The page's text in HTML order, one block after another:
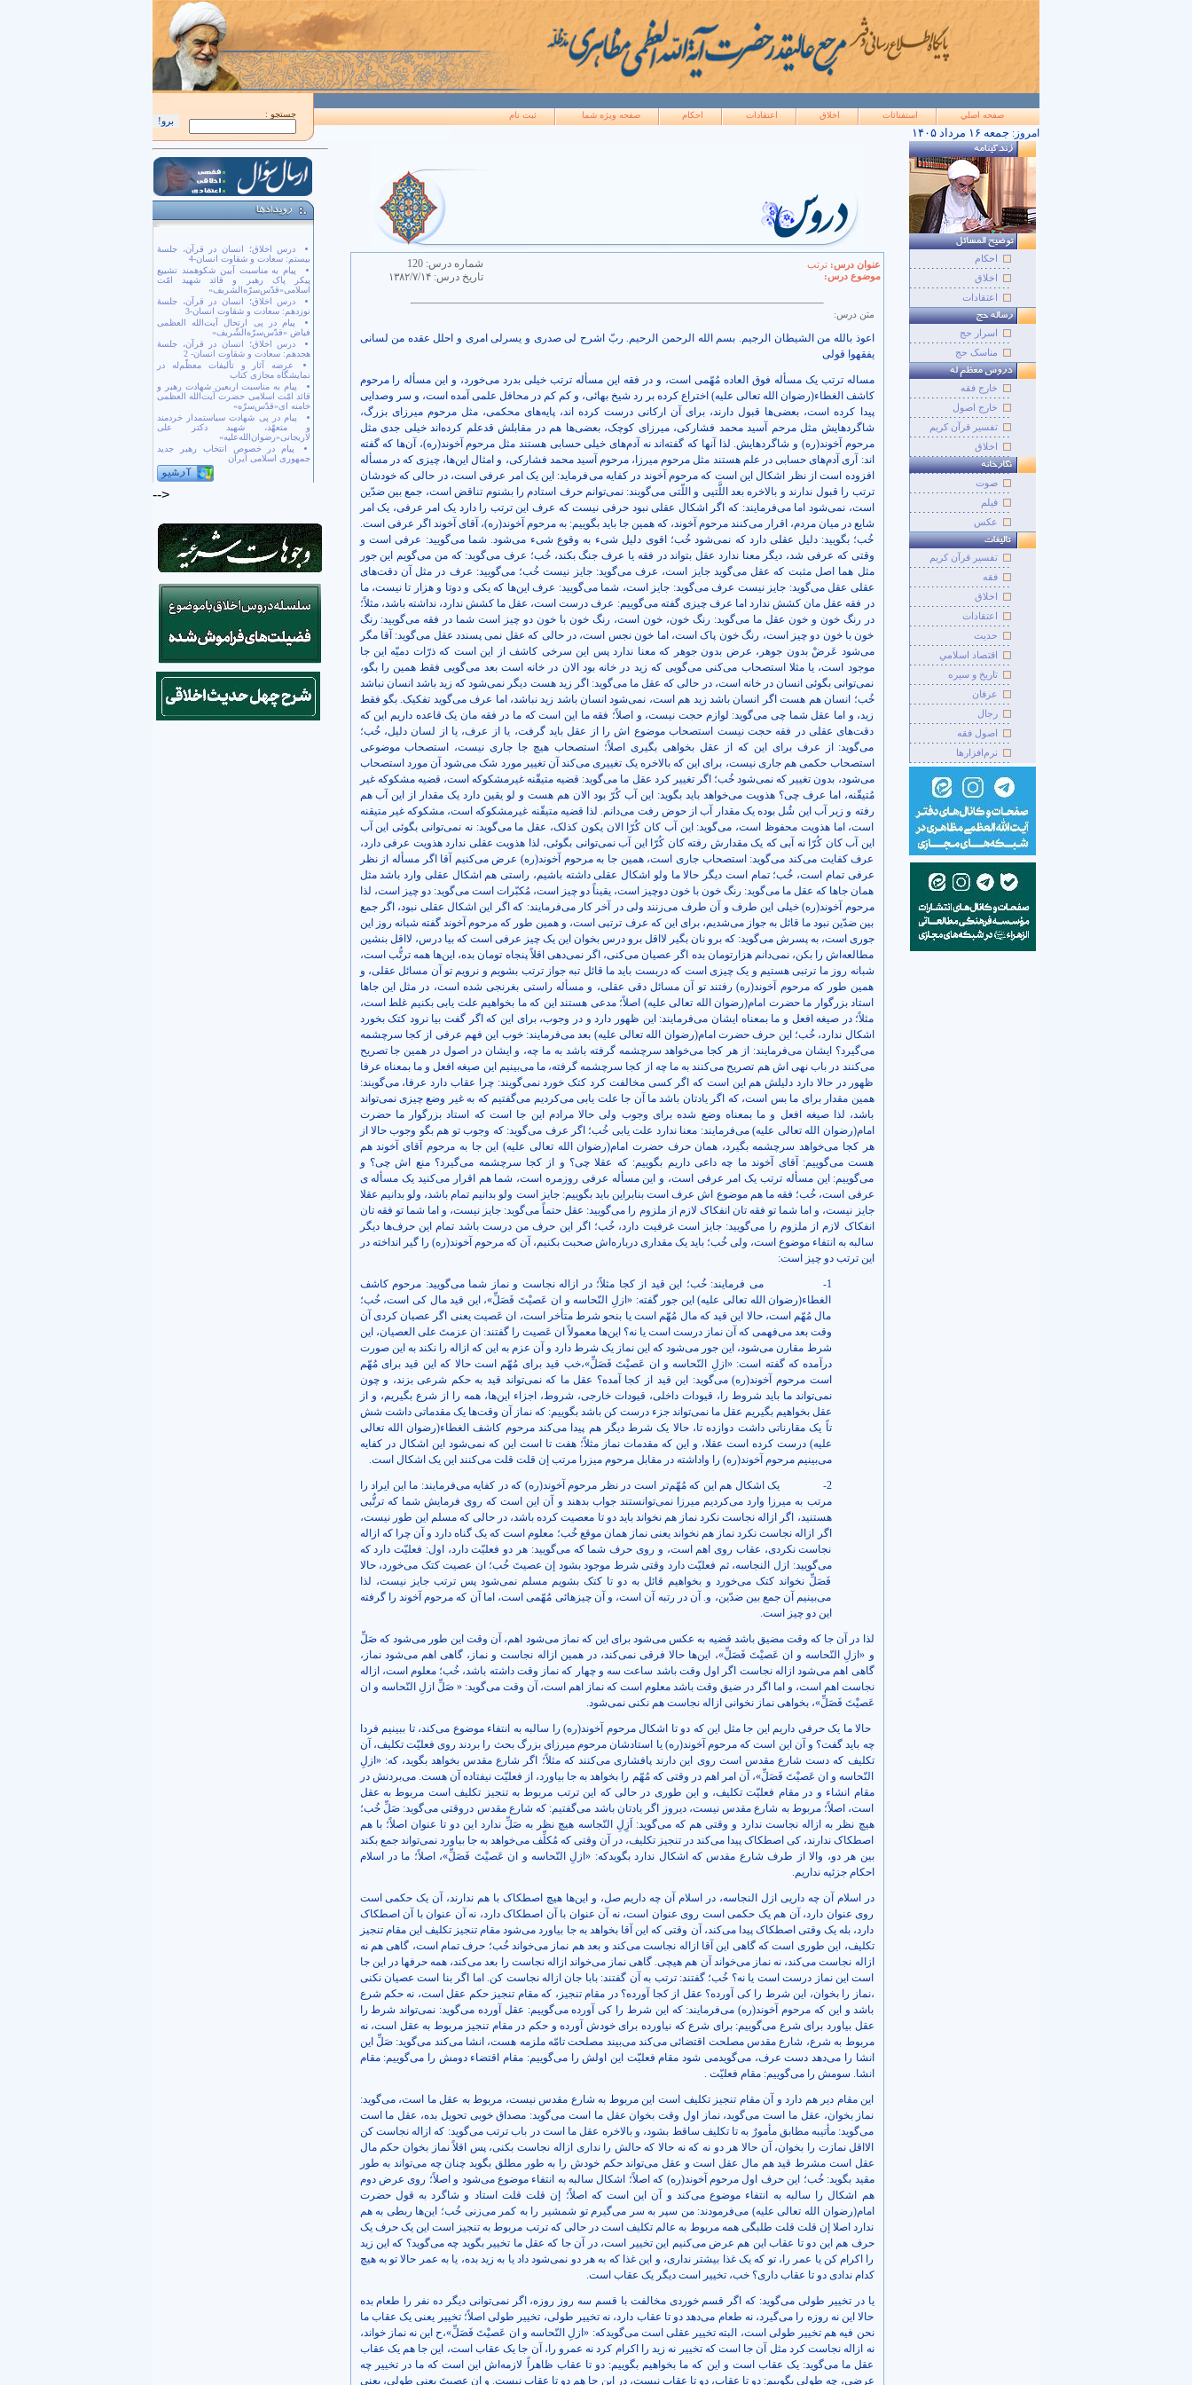
جستجو : صفحه اصلي استفتائات اخلاق اعتقادات احکام صفحه ويژه شما ثبت نام
امروز: ۱۴۰۵ جمعه ۱۶ مرداد
درس اخلاق؛ انسان در قرآن، جلسۀ
بیستم: سعادت و شقاوت انسان-4
پیام به مناسبت آیین شکوهمند تشییع
پیکر پاک رهبر و قائد شهید امّت
اسلامی«قدّس‌سرّه‌الشریف»
درس اخلاق؛ انسان در قرآن، جلسۀ
نوزدهم: سعادت و شقاوت انسان-3
پیام در پی ارتحال آیت‌الله العظمی
فیاض «قدّس‌سرّه‌الشّریف»
درس اخلاق؛ انسان در قرآن، جلسۀ
هجدهم: سعادت و شقاوت انسان- 2
عرضه آثار و تألیفات معظّم‌له در
نمایشگاه مجازی کتاب
پیام به مناسبت اربعین شهادت رهبر و
قائد امّت اسلامی حضرت آیت‌الله العظمی
خامنه ای«قدّس‌سرّه»
پیام در پی شهادت سیاستمدار خردمند
و متعهّد، شهید دکتر علی
لاریجانی«رضوان‌الله‌علیه»
پیام در خصوص انتخاب رهبر جدید
جمهوری اسلامی ایران
-->
عنوان درس: ترتب
موضوع درس:
شماره درس:120
تاريخ درس:۱۳۸۲/۷/۱۴
متن درس:
اعوذ بالله من الشیطان الرجیم. بسم الله الرحمن الرحیم. ربّ اشرح لی صدری و یسرلی امری و احلل عقده من لسانی
یفقهوا قولی
مساله ترتب یک مسأله فوق العاده مُهّمی است، و در فقه این مسأله ترتب خیلی بدرد می‌خورد، و این مسأله را مرحوم
کاشف الغطاء(رضوان الله تعالی علیه) اختراع کرده بر رد شیخ بهائی، و کم کم در محافل علمی آمده است، و سر وصدایی
پیدا کرده است، بعضی‌ها قبول دارند، برای آن ارکانی درست کرده اند، پایه‌های محکمی، مثل مرحوم میرزای بزرگ،
شاگردهایش مثل مرحم آسید محمد فشارکی، میرزای کوچک، بعضی‌ها هم در مقابلش قدعلم کرده‌اند خیلی جدی مثل
مرحوم آخوند(ره) و شاگردهایش. لذا آنها که گفته‌اند نه آدم‌های خیلی حسابی هستند مثل مرحوم آخوند(ره)، آن‌ها که گفته
اند: آری آدم‌های حسابی در علم هستند مثل مرحوم میرزا، مرحوم آسید محمد فشارکی، و امثال این‌ها، چیزی که در مسأله
افزوده است از نظر اشکال این است که مرحوم آخوند در کفایه می‌فرماید: این یک امر عرفی است، در حالی که خودشان
ترتب را قبول ندارند و بالاخره بعد اللَّتیی و اللّتی می‌گویند: نمی‌توانم حرف استادم را بشنوم تناقض است، جمع بین ضدّین
است، نمی‌شود اما می‌فرمایند: که اگر اشکال عقلی نبود حرفی نیست که عرف این ترتب را دارد یک امر عرفی، یک امر
شایع در میان مردم، اقرار می‌کنند مرحوم آخوند، که همین جا باید بگوییم: به مرحوم آخوند(ره)، آقای آخوند اگر عرفی است.
خُب؛ بگویید: دلیل عقلی دارد که نمی‌شود خُب؛ اقوی دلیل شیء به وقوع شیء می‌شود. شما می‌گویید: عرفی است و
وقتی که عرفی شد، دیگر معنا ندارد عقل بتواند در فقه یا عرف جنگ بکند، خُب؛ عرف می‌گوید: که من می‌گویم این جور
مثل هما اصل مثبت که عقل می‌گوید جایز است، عرف می‌گوید: جایز نیست خُب؛ می‌گویید: عرف در مثل آن دقت‌های
عقلی عقل می‌گوید: جایز نیست عرف می‌گوید: جایز است، شما می‌گویید: عرف این‌ها که یکی و دوتا و هزار تا نیست، ما
در فقه عقل مان کشش ندارد اما عرف چیزی گفته می‌گوییم: عرف درست است، عقل ما کشش ندارد، نداشته باشد، مثلاً؛
در رنگ خون و خون عقل ما می‌گوید: رنگ خون، خون است، رنگ خون با خون دو چیز است شما در فقه می‌گویید: رنگ
خون با خون دو چیز است، رنگ خون پاک است، اما خون نجس است، در حالی که عقل نمی پسندد عقل می‌گوید: آقا مگر
می‌شود عَرضْ بدون جوهر، عرض بدون جوهر که معنا ندارد پس این سرخی کاشف از این است که ذرّات دمیّه این جا
موجود است، یا مثلا استصحاب می‌کنی می‌گویی که زید در خانه بود الان در خانه است بعد می‌گویی فقط همین را بگو،
نمی‌توانی بگوئی انسان در خانه است، در حالی که عقل ما می‌گوید: اگر زید هست دیگر نمی‌شود که زید باشد انسان نباشد
خُب؛ انسان هم هست اگر انسان باشد زید هم است، نمی‌شود انسان باشد زید نباشد، اما عرف می‌گوید تفکیک. بگو فقط
زید، و اما عقل شما چی می‌گوید: لوازم حجت نیست، و اصلاً؛ فقه ما این است که ما در فقه مان یک قاعده داریم این که
دقت‌های عقلی در فقه حجت نیست استصحاب موضوع اش را از عقل باید گرفت، یا از عرف، یا از لسان دلیل، خُب؛
می‌گوید: از عرف برای این که از عقل بخواهی بگیری اصلاً؛ استصحاب هیچ جا جاری نیست، استصحاب موضوعی
استصحاب حکمی هم جاری نیست، برای این که بالاخره یک تغییری می‌کند آن تغییر مورد شک می‌شود آن مورد استصحاب
می‌شود، بدون تغییر که نمی‌شود خُب؛ اگر تغییر کرد عقل ما می‌گوید: قضیه متیقّنه غیرمشکوکه است، قضیه مشکوکه غیر
مُتیقّنه، اما عرف چی؟ هذویت می‌خواهد باید بگوید: این آب کُرّ بود الان هم هست و لو یقین دارد یک مقدار از این آب هم
رفته و زیر آب این شُل بوده یک مقدار آب از حوض رفت می‌دانم. لذا قضیه متیقّنه غیرمشکوکه است، مشکوکه غیر متیقنه
است، اما هذویت محفوظ است، می‌گوید: این آب کان کُرّا الان یکون کذلک، عقل ما می‌گوید: نه نمی‌توانی بگوئی این آب
این آب کان کُرّا نه آبی که یک مقدارش رفته کان کُرّا این آب نمی‌توانی بگوئی، لذا هذویت عقلی ندارد هذویت عرفی دارد،
عرف کفایت می‌کند می‌گوید: استصحاب جاری است، همین جا به مرحوم آخوند(ره) عرض می‌کنیم آقا اگر مسأله از نظر
عرفی تمام است، خُب؛ تمام است دیگر حالا ما ولو اشکال عقلی داشته باشیم، راستی هم اشکال عقلی وارد باشد مثل
همان جاها که عقل ما می‌گوید: رنگ خون با خون دوچیز است، یقیناً دو چیز است، مُکبّرات است می‌گوید: دو چیز است، لذا
مرحوم آخوند(ره) خیلی این طرف و آن طرف می‌زنند ولی در آخر کار می‌فرمایند: که اگر این اشکال عقلی نبود، اگر جمع
بین ضدّین نبود ما قائل به جواز می‌شدیم، برای این که عرف ترتبی است، و همین طور که مرحوم آخوند گفته شبانه روز این
جوری است، به پسرش می‌گوید: که برو نان بگیر لااقل برو درس بخوان این یک چیز عرفی است که بیا درس، لااقل بنشین
مطالعه‌اش را بکن، نمی‌دانم هزارتومان بده اگر عصیان می‌کنی، اگر نمی‌دهی اقلاً پنجاه تومان بده، این‌ها همه ترتُّب است،
شبانه روز ما ترتبی هستیم و یک چیزی است که دربست باید ما قائل تبه جواز ترتب بشویم و نرویم تو آن مسائل عقلی، و
همین طور که مرحوم آخوند(ره) رفتند تو آن مسائل دقی عقلی، و مسأله راستی بغرنجی شده است، در مثل این جاها
استاد بزرگوار ما حضرت امام(رضوان الله تعالی علیه) اصلاً؛ مدعی هستند این که ما بخواهیم علت یابی بکنیم غلط است،
مثلاً؛ در صیغه افعل و ما بمعناه ایشان می‌فرمایند: این ظهور دارد و در وجوب، برای این که اگر گفت بیا نرود کتک بخورد
اشکال ندارد، خُب؛ این حرف حضرت امام(رضوان الله تعالی علیه) بعد می‌فرمایند: خوب این فهم عرفی از کجا سرچشمه
می‌گیرد؟ ایشان می‌فرمایند: از هر کجا می‌خواهد سرچشمه گرفته باشد به ما چه، و ایشان در اصول در همین جا تصریح
می‌کنند در باب نهی اش هم تصریح می‌کنند به ما چه از کجا سرچشمه گرفته، ما می‌بینیم این صیغه افعل و ما بمعناه عرفا
ظهور در حالا دارد دلیلش هم این است که اگر کسی مخالفت کرد کتک خورد نمی‌گویند: چرا عقاب دارد عرفا، می‌گویند:
همین مقدار برای ما بس است، که اگر یادتان باشد ما آن جا علت یابی می‌کردیم می‌گفتیم که به غیر وضع چیزی نمی‌تواند
باشد، لذا صیغه افعل و ما بمعناه وضع شده برای وجوب ولی حالا مرادم این جا است که استاد بزرگوار ما حضرت
امام(رضوان الله تعالی علیه) می‌فرمایند: معنا ندارد علت یابی خُب؛ اگر عرف می‌گوید: که وجوب تو هم بگو وجوب حالا از
هر کجا می‌خواهد سرچشمه بگیرد، همان حرف حضرت امام(رضوان الله تعالی علیه) این جا به مرحوم آقای آخوند هم
هست می‌گوییم: آقای آخوند ما چه داعی داریم بگوییم: که عقلا چی؟ و از کجا سرچشمه می‌گیرد؟ منع اش چی؟ و
می‌گوییم: این مسأله ترتب یک امر عرفی است، و این مسأله عرفی روزمره است، شما هم اقرار می‌کنید یک مسأله ی
عرفی است، خُب؛ فقه ما هم موضوع اش عرف است بنابراین باید بگوییم: جایز است ولو بدانیم تمام باشد، ولو بدانیم عقلا
جایز نیست، و اما شما تو فقه تان انفکاک لازم از ملزوم را می‌گویید: عقل حتماً می‌گوید: جایز نیست، و اما شما تو فقه تان
انفکاک لازم از ملزوم را می‌گویید: جایز است غرفیت دارد، خُب؛ اگر این حرف من درست باشد تمام این حرف‌ها دیگر
سالبه به انتفاء موضوع است، ولی خُب؛ باید یک مقداری درباره‌اش صحبت بکنیم، آن که مرحوم آخوند(ره) را گیر انداخته در
این ترتب دو چیز است:
1-
می فرمایند: خُب؛ این قید از کجا مثلاً؛ در ازاله نجاست و نماز شما می‌گویید: مرحوم کاشف
الغطاء(رضوان الله تعالی علیه) این جور گفته: «ازلِ النّحاسه و ان عَصیْتَ فَصَلِّ»، این قید مال کی است، خُب؛
مال مُهّم است، حالا این قید که مال مُهّم است یا بنحو شرط متأخر است، ان عَصیت یعنی اگر عصیان کردی آن
وقت بعد می‌فهمی که آن نماز درست است یا نه؟ این‌ها معمولاً ان عَصیت را گفتند: ان عزمتَ علی العصیان، این
شرط مقارن می‌شود، این جور می‌شود که این نماز یک شرط دارد و آن عزم به این که ازاله را نکند به این صورت
درآمده که گفته است: «ازلِ النّحاسه و ان عَصیْتَ فَصَلِّ»،خب قید برای مُهّم است حالا که این قید برای مُهّم
است مرحوم آخوند(ره) می‌گوید: این قید از کجا آمده؟ عقل ما که نمی‌تواند قید به حکم شرعی بزند، و چون
نمی‌تواند ما باید شروط را، قیودات داخلی، قیودات خارجی، شروط، اجزاء این‌ها، همه را از شرع بگیریم، و از
عقل بخواهیم بگیریم عقل ما نمی‌تواند جزء درست کن باشد بگوییم: که نماز آن وقت‌ها یک مقدماتی داشت شش
تاً یک مقارناتی داشت دوازده تا، حالا یک شرط دیگر هم پیدا می‌کند مرحوم کاشف الغطاء(رضوان الله تعالی
علیه) درست کرده است عقلا، و این که مقدمات نماز مثلاً؛ هفت تا است این که نمی‌شود این اشکال در کفایه
می‌بینیم مرحوم آخوند(ره) را واداشته در مقابل مرحوم میزرا مرتب إن قلت قلت می‌کنند این یک اشکال است.
2-
یک اشکال هم این که مُهّم‌تر است در نظر مرحوم آخوند(ره) که در کفایه می‌فرمایند: ما این ایراد را
مرتب به میرزا وارد می‌کردیم میرزا نمی‌توانستند جواب بدهند و آن این است که روی فرمایش شما که ترتُّبی
هستنید، اگر ازاله نجاست نکرد نماز هم نخواند باید دو تا معصیت کرده باشد، در حالی که مسلم این طور نیست،
اگر ازاله نجاست نکرد نماز هم نخواند یعنی نماز همان موقع خُب؛ معلوم است که یک گناه دارد و آن چرا که ازاله
نجاست نکردی، عقاب روی اهم است، و روی حرف شما که می‌گویید: هر دو فعلیّت دارد، اول: فعلیّت دارد که
می‌گویید: ازل النجاسه، ثم فعلیّت دارد وقتی شرط موجود بشود إن عصیتَ خُب؛ ان عصیت کتک می‌خورد، حالا
فَصَلِّ نخواند کتک می‌خورد و بخواهیم قائل به دو تا کتک بشویم مسلم نمی‌شود پس ترتب جایز نیست، لذا
می‌بینیم آن جمع بین ضدّین، و. آن در رتبه آن است، و آن چیزهائی مُهّمی است، اما آن که مرحوم آخوند را گرفته
این دو چیز است.
لذا در آن جا که وقت مضیق باشد قضیه به عکس می‌شود برای این که نماز می‌شود اهم، آن وقت این طور می‌شود که صَلِّ
و «ازلِ النّحاسه و ان عَصیْتَ فَصَلِّ»، این‌ها حالا فرقی نمی‌کند، در همین ازاله نجاست و نماز، گاهی اهم می‌شود نماز،
گاهی اهم می‌شود ازاله نجاست اگر اول وقت باشد ساعت سه و چهار که نماز وقت داشته باشد، خُب؛ معلوم است، ازاله
نجاست اهم است، و اما اگر در ضیق وقت باشد معلوم است که نماز اهم است، آن وقت می‌گوید: « صَلِّ ازلِ النّحاسه و ان
عَصیْتَ فَصَلِّ»، بخواهی نماز نخوانی ازاله نجاست هم نکنی نمی‌شود.
حالا ما یک حرفی داریم این جا مثل این که دو تا اشکال مرحوم آخوند(ره) را سالبه به انتفاء موضوع می‌کند، تا ببینیم فردا
چه باید گفت؟ و آن این است که مرحوم آخوند(ره) یا استادشان مرحوم میرزای بزرگ بحث را بردند روی فعلیّت تکلیف، آن
تکلیف که دست شارع مقدس است روی این دارند پافشاری می‌کنند که مثلاً؛ اگر شارع مقدس بخواهد بگوید، که: «ازلِ
النّحاسه و ان عَصیْتَ فَصَلِّ»، آن امر اهم در وقتی که مُهّم را بخواهد به جا بیاورد، از فعلیّت نیفتاده آن هست. می‌بردنش در
مقام انشاء و در مقام فعلیّت تکلیف، و این طوری در حالی که این ترتب مربوط به تنجیز تکلیف است مربوط به عقل
است، اصلاً؛ مربوط به شارع مقدس نیست، دیروز اگر یادتان باشد می‌گفتیم: که شارع مقدس دروقتی می‌گوید: صَلِّ خُب؛
هیچ نظر به ازاله نجاست ندارد و وقتی هم که می‌گوید: اَزِلِ النّجاسه هیچ نظر به صَلِّ ندارد این دو تا عنوان اصلاً؛ با هم
اصطکاک ندارند، کی اصطکاک پیدا می‌کند در تنجیز تکلیف، در آن وقتی که مُکلِّف می‌خواهد به جا بیاورد نمی‌تواند جمع بکند
بین هر دو، والا از طرف شارع مقدس که اشکال ندارد بگویدکه: «ازلِ النّحاسه و ان عَصیْتَ فَصَلِّ»، اصلاً؛ ما در اسلام
احکام جزئیه نداریم.
در اسلام آن چه داریی ازل النجاسه، در اسلام آن چه داریم صل، و این‌ها هیچ اصطکاک با هم ندارند، آن یک حکمی است
روی عنوان دارد، آن هم یک حکمی است روی عنوان است، نه آن عنوان با آن اصطکاک دارد، نه آن عنوان با آن اصطکاک
دارد، بله یک وقتی اصطکاک پیدا می‌کند، آن وقتی که این آقا بخواهد به جا بیاورد می‌شود مقام تنجیز تکلیف این مقام تنجیز
تکلیف، این طوری است که گاهی این آقا ازاله نجاست می‌کند و بعد هم نماز می‌خواند خُب؛ حرف تمام است، گاهی هم نه
ازاله نجاست می‌کند، نه نماز می‌خواند آن هم هیچی. گاهی نماز می‌خواند ازاله نجاست را بعد می‌کند، همه حرفها در این جا
است این نماز درست است یا نه؟ خُب؛ گفتند: ترتب به آن گفتند: بابا جان ازاله نجاست کن. اما اگر بنا است عصیان نکنی
،نماز را بخوان، این شرط را کی آورده؟ عقل از کجا آورده؟ در مقام تنجیز، که مقام تنجیز حکم عقل است، نه حکم شرع
باشد و این که مرحوم آخوند(ره) می‌فرمایند: که این شرط را کی آورده می‌گوییم: عقل آورده می‌گوید: نمی‌تواند شرط را
عقل بیاورد برای شرع می‌گوییم: برای شرع که نیاورده برای خودش آورده و حکم در مقام تنجیز مربوط به عقل است، نه
مربوط به شرع، شارع مقدس مصلحت اقتضائی می‌کند می‌بیند مصلحت تامّه ملزمه هست، انشا می‌کند می‌گوید: صَلِّ این
انشا را می‌دهد دست عرف، می‌گویدمی شود مقام فعلیّت این اولش را می‌گوییم: مقام اقتضاء دومش را می‌گوییم: مقام
انشا. سومش را می‌گوییم: مقام فعلیّت .
این مقام دیر هم دارد و آن مقام تنجیز تکلیف است این مربوط به شارع مقدس نیست، مربوط به عقل ما است، می‌گوید:
نماز بخوان، عقل ما است می‌گوید، نماز اول وقت بخوان عقل ما است می‌گوید: مصداق خوبی تحویل بده، عقل ما است
می‌گوید: مأتیبه مطابق مأمورٌ به تا تکلیف ساقط بشود، و بالاخره عقل ما است در باب ترتب می‌گوید: که ازاله نجاست کن
الااقل نمازت را بخوان، آن حالا هر دو نه که نه حالا که حالش را نداری ازاله نجاست بکنی، پس اقلاً نماز بخوان حکم مال
عقل است مشرط قید هم مال عقل است و عقل می‌تواند حکم خودش را به طور مطلق بگوید چنان چه می‌تواند به طور
مقید بگوید: خُب؛ این حرف اول مرحوم آخوند(ره) که اصلاً؛ اشکال سالبه به انتفاء موضوع می‌شود و اصلاً؛ روی عرض دوم
هم اشکال را سالبه به انتفاء موضوع می‌کند و آن این است که اصلاً؛ إن قلت قلت استاد و شاگرد به قول حضرت
امام(رضوان الله تعالی علیه) می‌فرمودند: من سپر به سر می‌گیرم تو شمشیر را به کمر می‌زنی خُب؛ این‌ها ربطی به هم
ندارد اصلا إن قلت قلت طلبگی همه مربوط به عالم تکلیف است در حالی که ترتب مربوط به تنجیز است این یک حرف یک
حرف هم این دو تا عقاب این هم عرض می‌کنیم این تخییر است، در آن جا که عقل ما تخییر بگوید چه می‌گوید؟ که این زید
را اکرام کن یا عمر را، تو که یک غذا بیشتر نداری، و این غذا که به هر دو نمی‌شود داد یا به زید بده، یا به عمر حالا تو به هیچ
کدام ندادی دو تا عقاب داری؟ خب، تخییر است دیگر یک عقاب است.
یا در تخییر طولی می‌گوید: که اگر قسم خوردی مخالفت با قسم سه روز روزه، اگر نمی‌توانی دیگر ده نفر را طعام بده
حالا این نه روزه را می‌گیرد، نه طعام می‌دهد دو تا عقاب دارد، نه تخییر طولی، تخییر طولی اصلاً؛ تخییر یعنی یک عقاب ما
نحن فیه هم تخییر طولی است، البته تخییر عقلی است می‌گویدکه: «ازلِ النّحاسه و ان عَصیْتَ فَصَلِّ»،ح این نه نماز خواند،
نه ازاله نجاست کرد مثل آن جا است که تخییر نه زید را اکرام کرد نه عمرو را، آن جا یک عقاب است، این جا هم یک عقاب
عقل ما می‌گوید: یک عقاب است و این که ما بخواهیم بگوییم: دو تا عقاب ظاهراً لازمه‌اش این است که ما در تخییر چه
عرضی، چه طولی بگوییم: دو تا عقاب، دو تا عقاب نیست، در این جا هم دو تا عقاب نیست. و ان عصیتَ یعنی طولی، یعنی
احکام
اخلاق
اعتقادات
اسرار حج
مناسک حج
خارج فقه
خارج اصول
تفسیر قرآن کریم
اخلاق
صوت
فيلم
عکس
تفسير قرآن کريم
فقه
اخلاق
اعتقادات
حديث
اقتصاد اسلامي
تاريخ و سيره
عرفان
رجال
اصول فقه
نرم‌افزارها